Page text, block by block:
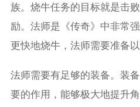
族。烧牛任务的目标就是击
励。法师是《传奇》中非常
更快地烧牛，法师需要准备以
法师需要有足够的装备。装
要的作用，能够极大地提升